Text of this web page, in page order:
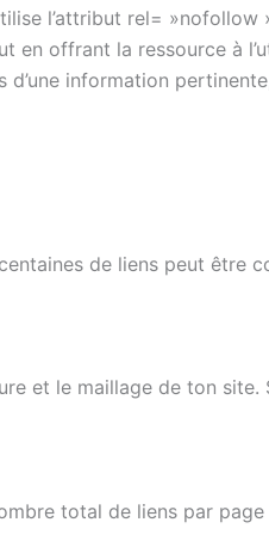
l’attribut rel=
en offrant la ressource à
information
de liens peut être
et le maillage de ton site.
total de liens par